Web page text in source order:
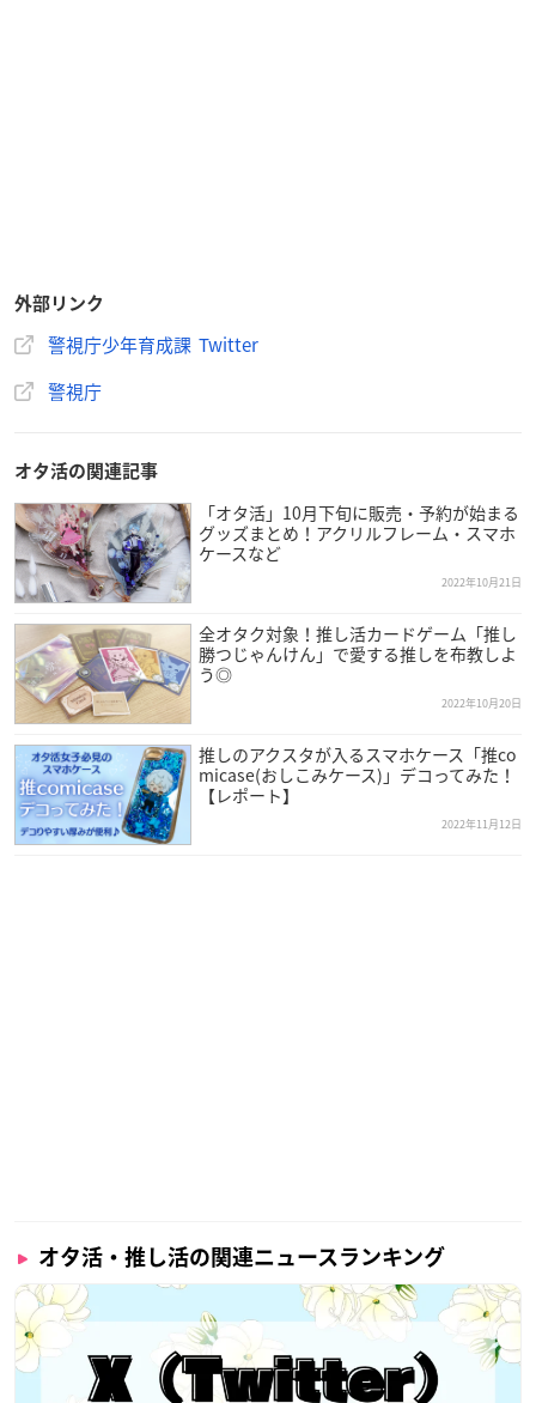
外部リンク
警視庁少年育成課 Twitter
警視庁
オタ活の関連記事
「オタ活」10月下旬に販売・予約が始まる
グッズまとめ！アクリルフレーム・スマホ
ケースなど
2022年10月21日
全オタク対象！推し活カードゲーム「推し
勝つじゃんけん」で愛する推しを布教しよ
う◎
2022年10月20日
推しのアクスタが入るスマホケース「推co
micase(おしこみケース)」デコってみた！
【レポート】
2022年11月12日
オタ活・推し活の関連ニュースランキング